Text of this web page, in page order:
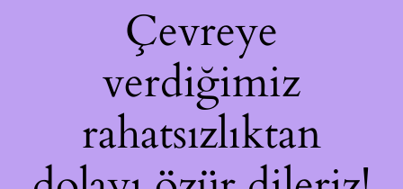
Çevreye
verdiğimiz
rahatsızlıktan